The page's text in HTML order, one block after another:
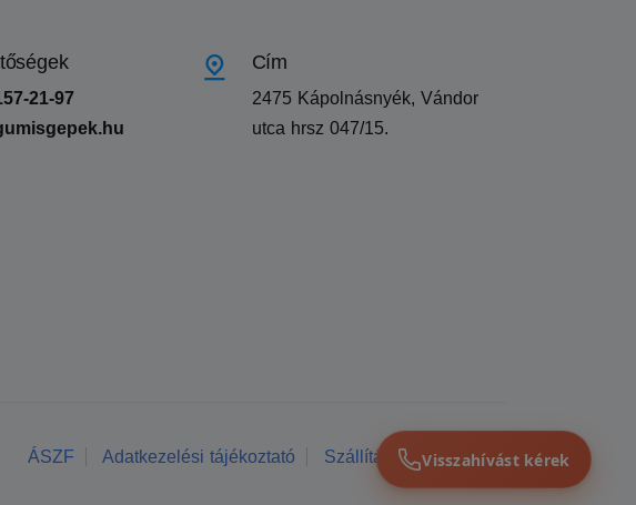
21-97
Cím
2475 Kápolnásnyék, Vándor
utca hrsz 047/15.
ÁSZF Adatkezelési tájékoztató Szállítási feltételekVisszahívást kérek